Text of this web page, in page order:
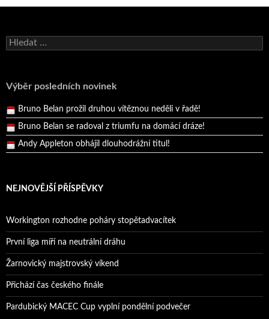
Vyhledávání
Výběr posledních novinek
Andy Appleton obhájil dlouhodrážní titul!
Bruno Belan se radoval z triumfu na domácí dráze!
Reprezentační dvojice brala český titul!
NEJNOVĚJŠÍ PŘÍSPĚVKY
Workington rozhodne poháry stopětadvacítek
První liga míří na neutrální dráhu
Žarnovický majstrovský víkend
Přichází čas českého finále
Pardubický MACEC Cup vyplní pondělní podvečer